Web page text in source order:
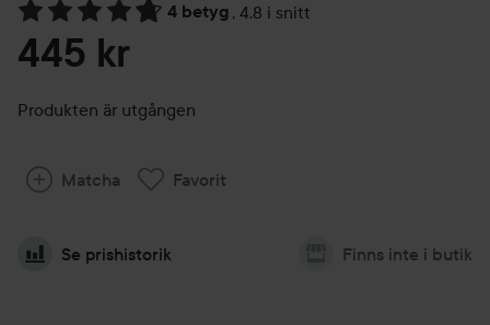
4 betyg , 4.8 i snitt
Hoppa till Betyg & kommentarer
445 kr
Produkten är utgången
Matcha Favorit
Se prishistorik Finns inte i butik